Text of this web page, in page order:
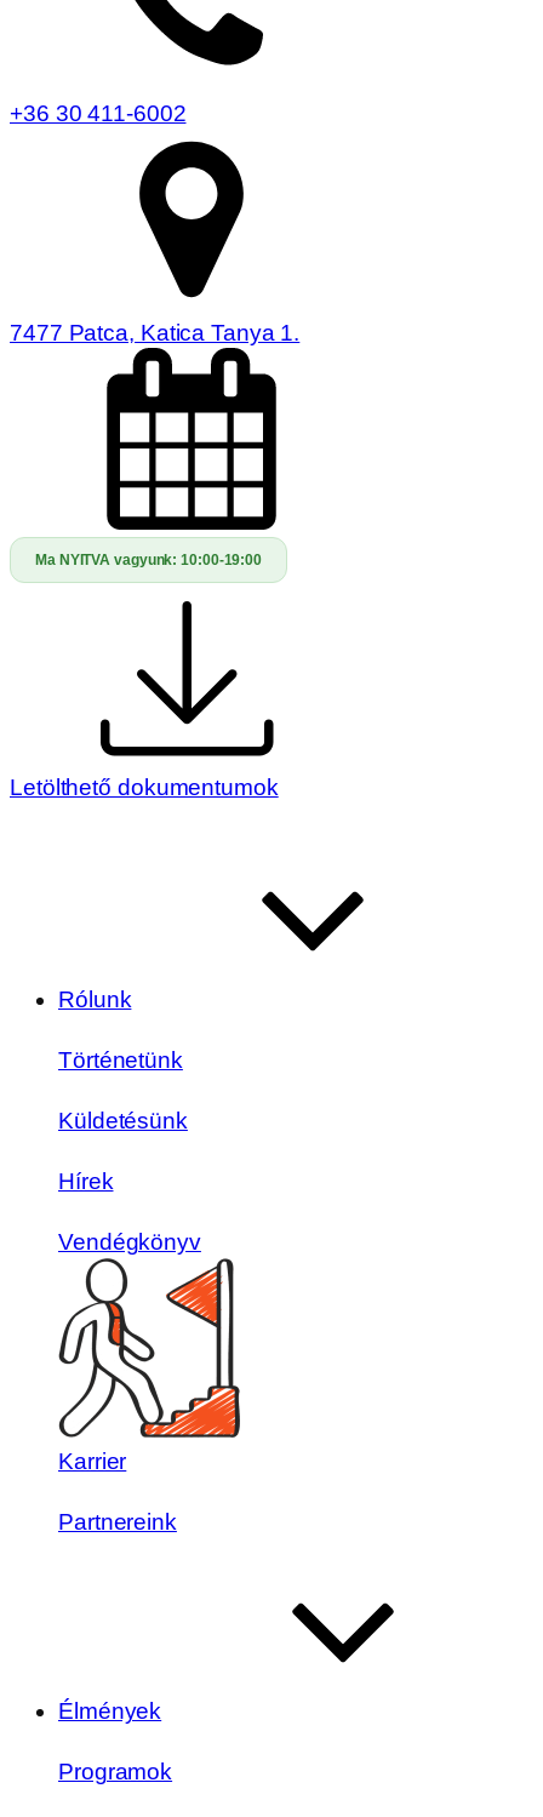
+36 30 411-6002
7477 Patca, Katica Tanya 1.
Ma NYITVA vagyunk:10:00-19:00
Letölthető dokumentumok
Rólunk
Történetünk
Küldetésünk
Hírek
Vendégkönyv
Karrier
Partnereink
Élmények
Programok